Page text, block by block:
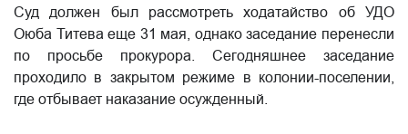
Суд должен был рассмотреть ходатайство об УДО
Оюба Титева еще 31 мая, однако заседание перенесли
по просьбе прокурора. Сегодняшнее заседание
проходило в закрытом режиме в колонии-поселении,
где отбывает наказание осужденный. ​